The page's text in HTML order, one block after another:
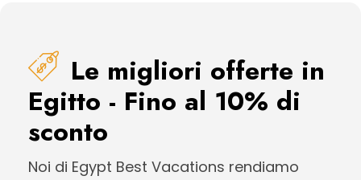
Le migliori offerte in
Egitto - Fino al 10% di
sconto
Noi di Egypt Best Vacations rendiamo